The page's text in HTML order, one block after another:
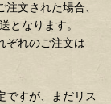
文された場合、
となります。
ぞれのご注文は
ですが、まだリス